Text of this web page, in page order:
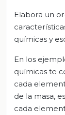
Elabora un
químicas y
En los
químicas te
cada
de la masa,
cada